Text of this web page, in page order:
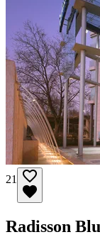
21
Radisson